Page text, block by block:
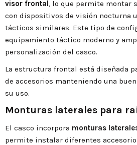
visor frontal, lo que permite montar
con dispositivos de visión nocturna
tácticos similares. Este tipo de
equipamiento táctico moderno y
personalización del casco.
La estructura frontal está diseñada
de accesorios manteniendo una
su uso.
Monturas laterales para
El casco incorpora monturas
permite instalar diferentes